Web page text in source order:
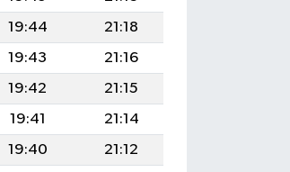
19:44
21:18
19:43
21:16
19:42
21:15
19:41
21:14
19:40
21:12